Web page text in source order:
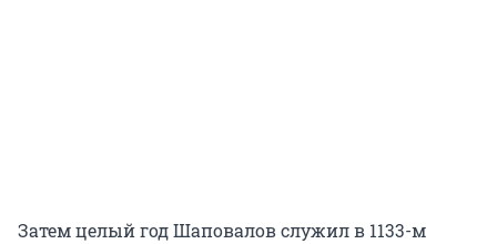
Затем целый год Шаповалов служил в 1133-м